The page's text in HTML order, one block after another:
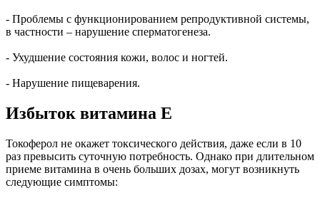
- Проблемы с функционированием репродуктивной системы,
в частности – нарушение сперматогенеза.
- Ухудшение состояния кожи, волос и ногтей.
- Нарушение пищеварения.
Избыток витамина Е
Токоферол не окажет токсического действия, даже если в 10
раз превысить суточную потребность. Однако при длительном
приеме витамина в очень больших дозах, могут возникнуть
следующие симптомы: